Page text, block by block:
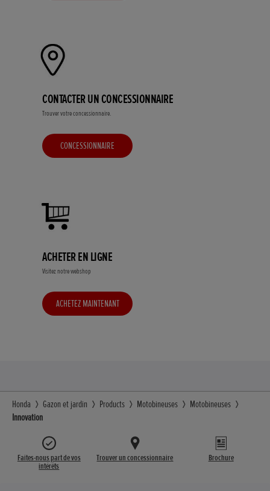
CONTACTER UN CONCESSIONNAIRE
Trouver votre concessionnaire.
CONCESSIONNAIRE
ACHETER EN LIGNE
Visitez notre webshop
ACHETEZ MAINTENANT
Honda Gazon et jardin Products Motobineuses
Motobineuses
Innovation
Faites-nous part de vos
intérêts
Trouver un concessionnaire Brochure